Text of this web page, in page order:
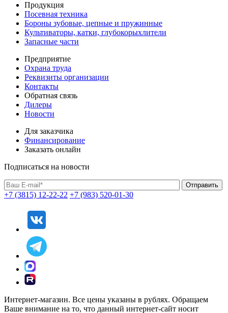
Продукция
Посевная техника
Бороны зубовые, цепные и пружинные
Культиваторы, катки, глубокорыхлители
Запасные части
Предприятие
Охрана труда
Реквизиты организации
Контакты
Обратная связь
Дилеры
Новости
Для заказчика
Финансирование
Заказать онлайн
Подписаться на новости
+7 (3815) 12-22-22 +7 (983) 520-01-30
Интернет-магазин. Все цены указаны в рублях. Обращаем
Ваше внимание на то, что данный интернет-сайт носит